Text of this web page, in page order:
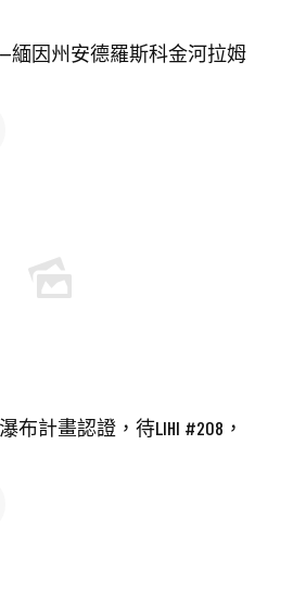
緬因州安德羅斯科金河拉姆
布計畫認證，待LIHI #208，